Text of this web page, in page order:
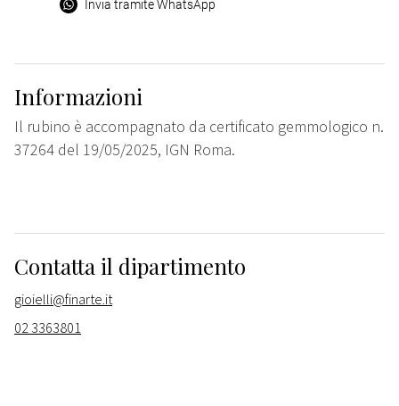
Invia tramite WhatsApp
Informazioni
Il rubino è accompagnato da certificato gemmologico n.
37264 del 19/05/2025, IGN Roma.
Contatta il dipartimento
gioielli@finarte.it
02 3363801